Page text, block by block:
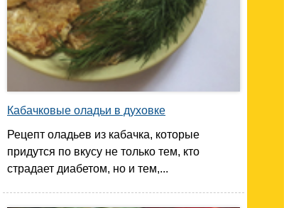
Кабачковые оладьи в духовке
Рецепт оладьев из кабачка, которые
придутся по вкусу не только тем, кто
страдает диабетом, но и тем,...